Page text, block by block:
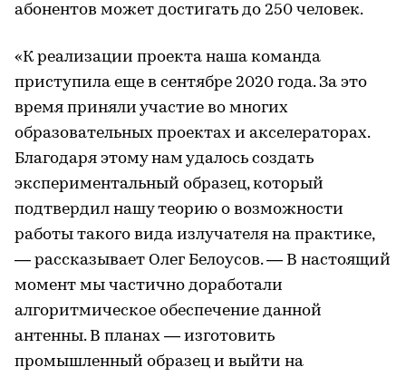
абонентов может достигать до 250 человек.
«К реализации проекта наша команда
приступила еще в сентябре 2020 года. За это
время приняли участие во многих
образовательных проектах и акселераторах.
Благодаря этому нам удалось создать
экспериментальный образец, который
подтвердил нашу теорию о возможности
работы такого вида излучателя на практике,
— рассказывает Олег Белоусов. — В настоящий
момент мы частично доработали
алгоритмическое обеспечение данной
антенны. В планах — изготовить
промышленный образец и выйти на